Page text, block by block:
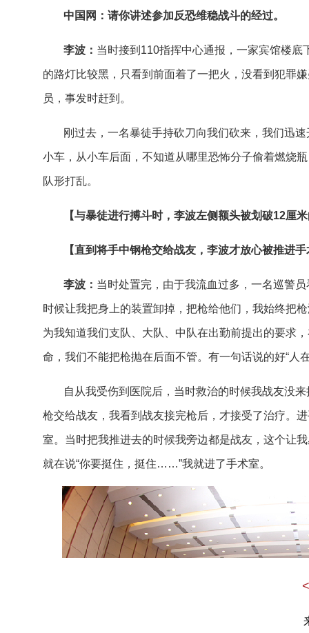
中国网：请你讲述参加反恐维稳战斗的经过。
李波： 当时接到110指挥中心通报，一家宾馆楼
的路灯比较黑，只看到前面着了一把火，没看到犯罪
员，事发时赶到。
刚过去，一名暴徒手持砍刀向我们砍来，我们迅
小车，从小车后面，不知道从哪里恐怖分子偷着燃烧
队形打乱。
【与暴徒进行搏斗时，李波左侧额头被划破12
【直到将手中钢枪交给战友，李波才放心被推进
李波： 当时处置完，由于我流血过多，一名巡警
时候让我把身上的装置卸掉，把枪给他们，我始终把
为我知道我们支队、大队、中队在出勤前提出的要求
命，我们不能把枪抛在后面不管。有一句话说的好“人
自从我受伤到医院后，当时救治的时候我战友没
枪交给战友，我看到战友接完枪后，才接受了治疗。
室。当时把我推进去的时候我旁边都是战友，这个让
就在说“你要挺住，挺住……”我就进了手术室。